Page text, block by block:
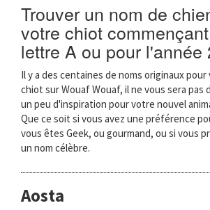
Trouver un nom de
votre chiot
lettre A ou pour l'année
Il y a des centaines de noms originaux
chiot sur Wouaf Wouaf, il ne vous sera pas
un peu d'inspiration pour votre nouvel
Que ce soit si vous avez une préférence
vous êtes Geek, ou gourmand, ou si vous
un nom célèbre.
Aosta